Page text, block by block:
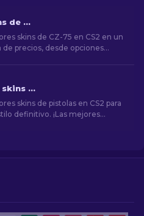
Mejores Skins de CZ-75 en CS2, de baratas a más costosas
skins de CZ-75 en CS2 en un
precios, desde opciones
Las mejores skins de pistolas en CS2 [2026]
skins de pistolas en CS2 para
definitivo. ¡Las mejores